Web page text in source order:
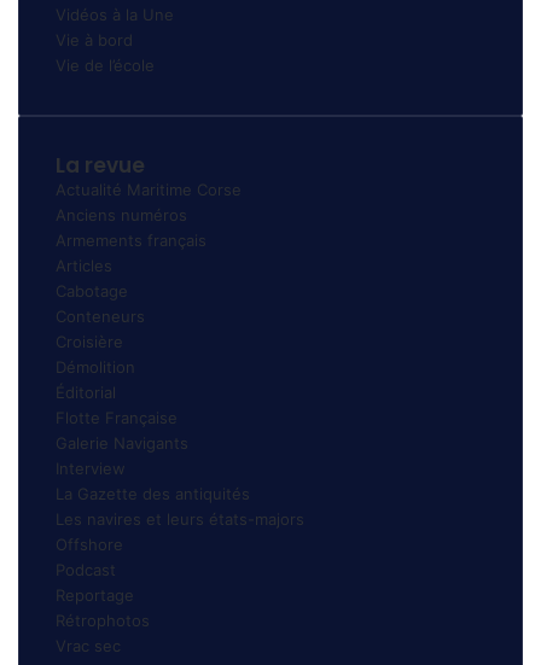
Vidéos à la Une
Vie à bord
Vie de l’école
La revue
Actualité Maritime Corse
Anciens numéros
Armements français
Articles
Cabotage
Conteneurs
Croisière
Démolition
Éditorial
Flotte Française
Galerie Navigants
Interview
La Gazette des antiquités
Les navires et leurs états-majors
Offshore
Podcast
Reportage
Rétrophotos
Vrac sec